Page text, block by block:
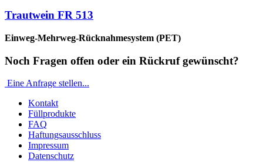
Trautwein FR 513
Einweg-Mehrweg-Rücknahmesystem (PET)
Noch Fragen offen oder ein Rückruf gewünscht?
Eine Anfrage stellen...
Kontakt
Füllprodukte
FAQ
Haftungsausschluss
Impressum
Datenschutz